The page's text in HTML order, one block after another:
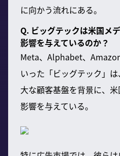
に向かう流れにある。
Q. ビッグテックは米国メ
影響を与えているのか？
Meta、Alphabet、
いった「ビッグテック」
大な顧客基盤を背景に、
影響を与えている。